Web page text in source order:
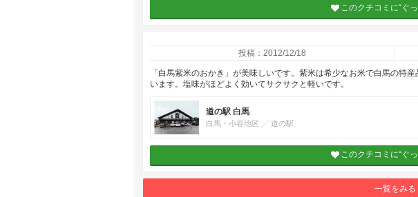
このクチコミに“ぐ
投稿：2012/12/18
「白馬紫米のおかき」が美味しいです。紫米は希少なお米で白馬の特
います。塩味がほどよく効いてサクサクと軽いです。
道の駅 白馬
白馬・小谷地区 道の駅
このクチコミに“ぐ
一覧をみる